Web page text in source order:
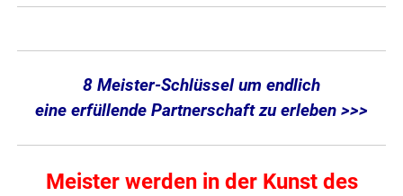
8 Meister-Schlüssel um endlich
eine erfüllende Partnerschaft zu erleben >>>
Meister werden in der Kunst des